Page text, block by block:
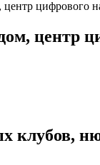
цифрового
центр
клубов,